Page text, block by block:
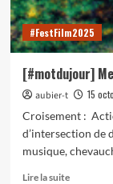
#FestFilm2025
[#motdujour]
aubier-t
15
Croisement :
d’intersection de
musique,
Lire la suiteEn